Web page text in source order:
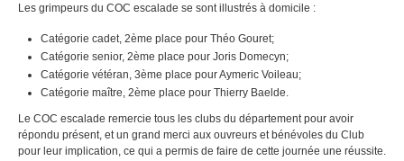
Les grimpeurs du COC escalade se sont illustrés à domicile :
Catégorie cadet, 2ème place pour Théo Gouret;
Catégorie senior, 2ème place pour Joris Domecyn;
Catégorie vétéran, 3ème place pour Aymeric Voileau;
Catégorie maître, 2ème place pour Thierry Baelde.
Le COC escalade remercie tous les clubs du département pour avoir
répondu présent, et un grand merci aux ouvreurs et bénévoles du Club
pour leur implication, ce qui a permis de faire de cette journée une réussite.